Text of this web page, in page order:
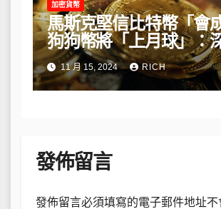
加密貨幣
馬斯克堅信比特幣「會
狗狗幣將「上月球」：
析他的長期看法
11 月 15, 2024 RICH
發佈留言
發佈留言必須填寫的電子郵件地址不